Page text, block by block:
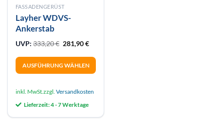
FASSADENGERÜST
Layher WDVS-
Ankerstab
UVP: 333,20€ Ursprünglicher Preis war: 333,20 €
281,90€Aktueller Preis ist: 281,90 €.
AUSFÜHRUNG WÄHLEN
Produkt
mehrere
Varianten
inkl. MwSt.zzgl. Versandkosten
Lieferzeit:4 - 7 Werktage